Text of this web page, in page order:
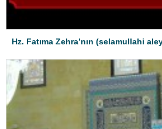
Hz. Fatıma Zehra’nın (selamullahi